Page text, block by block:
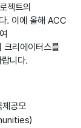
젝트의
. 이에 올해 ACC
크리에이터스를
니다.
공모